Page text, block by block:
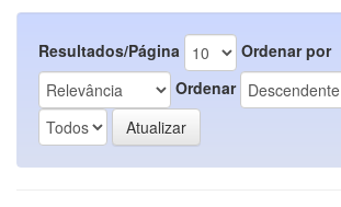
Resultados/Página
Ordenar por
Ordenar